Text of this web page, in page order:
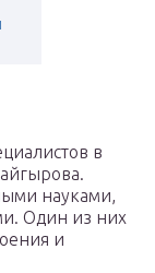
в
науками,
Один из них
и